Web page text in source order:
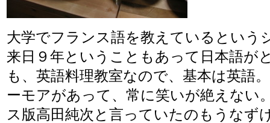
大学でフランス語を教えているという
来日９年ということもあって日本語が
も、英語料理教室なので、基本は英語
ーモアがあって、常に笑いが絶えない
ス版高田純次と言っていたのもうなず